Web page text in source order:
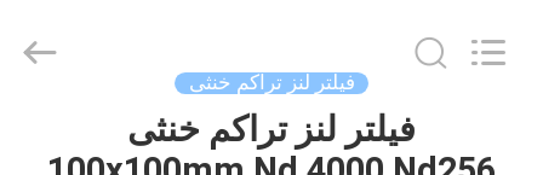
Technology
فیلتر لنز تراکم خنثی
فیلتر لنز تراکم خنثی